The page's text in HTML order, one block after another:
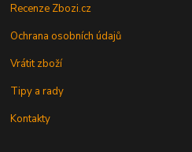
Recenze Zbozi.cz
Ochrana osobních údajů
Vrátit zboží
Tipy a rady
Kontakty